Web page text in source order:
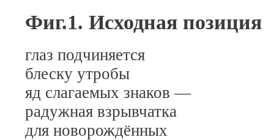
Фиг.1. Исходная позиция
глаз подчиняется
блеску утробы
яд слагаемых знаков —
радужная взрывчатка
для новорождённых